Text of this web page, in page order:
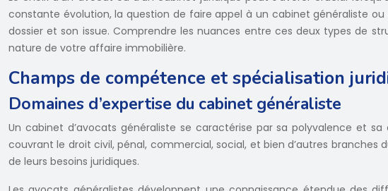
constante évolution, la question de faire appel à un cabinet généraliste
dossier et son issue. Comprendre les nuances entre ces deux types de
nature de votre affaire immobilière.
Champs de compétence et spécialisation
Domaines d’expertise du cabinet généraliste
Un cabinet d’avocats généraliste se caractérise par sa polyvalence et
couvrant le droit civil, pénal, commercial, social, et bien d’autres
de leurs besoins juridiques.